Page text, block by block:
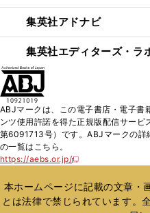
集英社アドナビ
集英社エディターズ・ラ
ABJマークは、この電子書店・電子書
ンツ使用許諾を得た正規版配信サー
第6091713号）です。ABJマークの詳
の一覧はこちら。
https://aebs.or.jp/
新
い
ウ
ィ
本ホームページに記載の文章・
とは法律で禁じられています。